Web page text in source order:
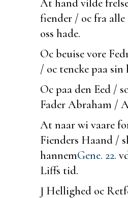
fiender / oc fra alle
oss hade.
Ocbeuise vore
/ oc tencke paa sin
Oc paa den Eed /
Fader Abraham /
At naar wi vaare
Fienders Haand /
hannemGene. 22.
Liffs tid.
J Hellighed oc